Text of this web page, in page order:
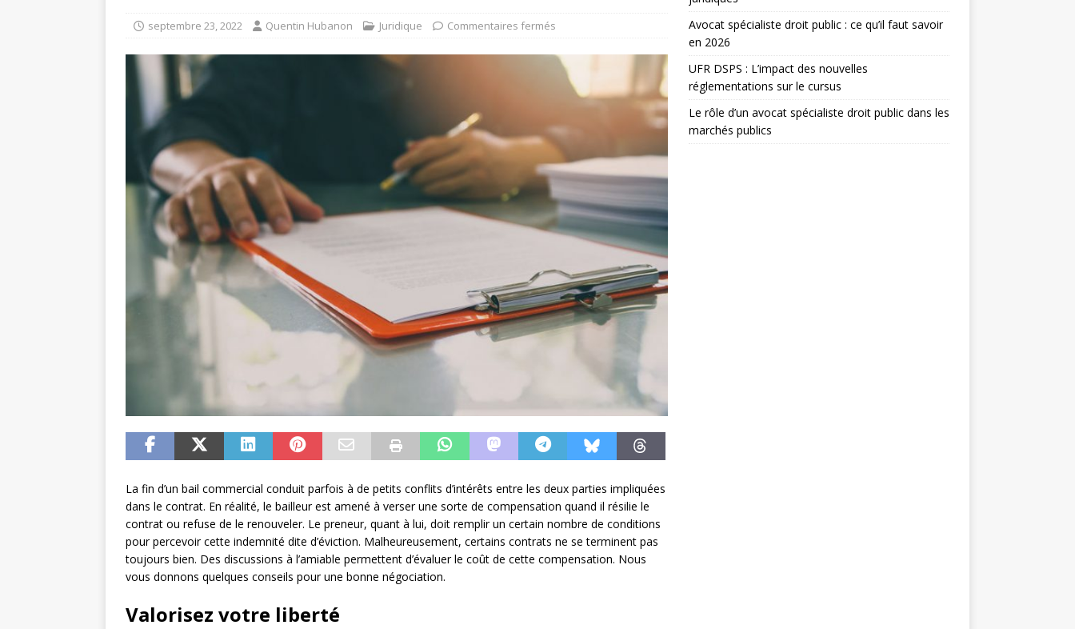
septembre 23, 2022 Quentin Hubanon Juridique Commentaires fermés
La fin d’un bail commercial conduit parfois à de petits conflits d’intérêts entre les deux parties impliquées
dans le contrat. En réalité, le bailleur est amené à verser une sorte de compensation quand il résilie le
contrat ou refuse de le renouveler. Le preneur, quant à lui, doit remplir un certain nombre de conditions
pour percevoir cette indemnité dite d’éviction. Malheureusement, certains contrats ne se terminent pas
toujours bien. Des discussions à l’amiable permettent d’évaluer le coût de cette compensation. Nous
vous donnons quelques conseils pour une bonne négociation.
Valorisez votre liberté
Avocat spécialiste droit public : ce qu’il faut savoir
en 2026
UFR DSPS : L’impact des nouvelles
réglementations sur le cursus
Le rôle d’un avocat spécialiste droit public dans les
marchés publics